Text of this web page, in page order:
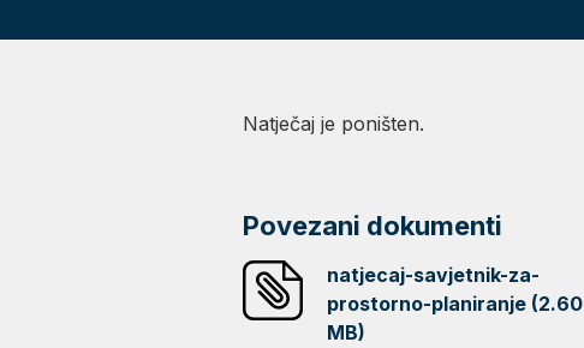
Natječaj je poništen.
Povezani dokumenti
natjecaj-savjetnik-za-
prostorno-planiranje (2.60
MB)